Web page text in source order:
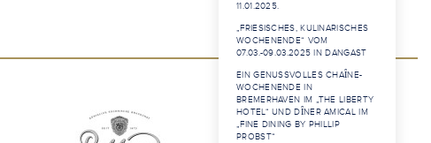
11.01.2025.
„FRIESISCHES, KULINARISCHES
WOCHENENDE“ VOM
07.03.-09.03.2025 IN DANGAST
EIN GENUSSVOLLES CHAȊNE-
WOCHENENDE IN
BREMERHAVEN IM „THE LIBERTY
HOTEL“ UND DȊNER AMICAL IM
„FINE DINING BY PHILLIP
PROBST“